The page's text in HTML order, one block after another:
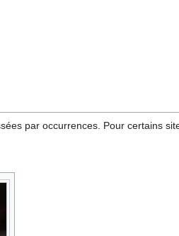
par occurrences. Pour certains